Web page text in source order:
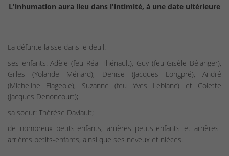
L'inhumation aura lieu dans l'intimité, à une date ultérieure
La défunte laisse dans le deuil:
ses enfants: Adèle (feu Réal Thériault), Guy (feu Gisèle Bélanger),
Gilles (Yolande Ménard), Denise (Jacques Longpré), André
(Micheline Flageole), Suzanne (feu Yves Leblanc) et Colette
(Jacques Denoncourt);
sa soeur: Thérèse Daviault;
de nombreux petits-enfants, arrières petits-enfants et arrières-
arrières petits-enfants, ainsi que ses neveux et nièces.